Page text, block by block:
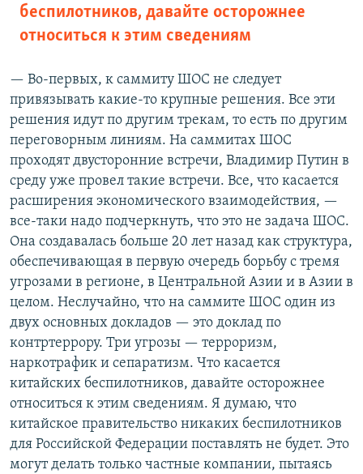
беспилотников, давайте осторожнее
относиться к этим сведениям
— Во-первых, к саммиту ШОС не следует
привязывать какие-то крупные решения. Все эти
решения идут по другим трекам, то есть по другим
переговорным линиям. На саммитах ШОС
проходят двусторонние встречи, Владимир Путин в
среду уже провел такие встречи. Все, что касается
расширения экономического взаимодействия, —
все-таки надо подчеркнуть, что это не задача ШОС.
Она создавалась больше 20 лет назад как структура,
обеспечивающая в первую очередь борьбу с тремя
угрозами в регионе, в Центральной Азии и в Азии в
целом. Неслучайно, что на саммите ШОС один из
двух основных докладов — это доклад по
контртеррору. Три угрозы — терроризм,
наркотрафик и сепаратизм. Что касается
китайских беспилотников, давайте осторожнее
относиться к этим сведениям. Я думаю, что
китайское правительство никаких беспилотников
для Российской Федерации поставлять не будет. Это
могут делать только частные компании, пытаясь